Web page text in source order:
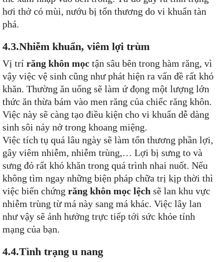
hơi thở có mùi, nướu bị tổn thương do vi khuẩn tàn
phá.
4.3.Nhiễm khuẩn, viêm lợi trùm
Vị trí răng khôn mọc tận sâu bên trong hàm răng, vì
vậy việc vệ sinh cũng như phát hiện ra vấn đề rất khó
khăn. Thường ăn uống sẽ làm ứ đọng một lượng lớn
thức ăn thừa bám vào men răng của chiếc răng khôn.
Việc này sẽ càng tạo điều kiện cho vi khuẩn dễ dàng
sinh sôi nảy nở trong khoang miệng.
Việc tích tụ quá lâu ngày sẽ làm tổn thương phần lợi,
gây viêm nhiễm, nhiễm trùng,… Lợi bị sưng to và
sưng đỏ rất khó khăn trong quá trình nhai nuốt. Nếu
không tìm ngay những biện pháp chữa trị kịp thời thì
việc biến chứng răng khôn mọc lệch sẽ lan khu vực
nhiễm trùng từ má này sang má khác. Việc lây lan
như vậy sẽ ảnh hưởng trực tiếp tới sức khỏe tính
mạng của bạn.
4.4.Tình trạng u nang